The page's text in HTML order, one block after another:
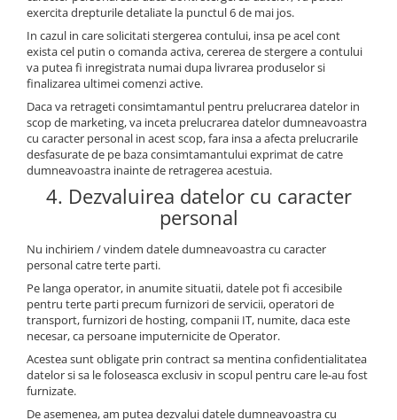
exercita drepturile detaliate la punctul 6 de mai jos.
In cazul in care solicitati stergerea contului, insa pe acel cont
exista cel putin o comanda activa, cererea de stergere a contului
va putea fi inregistrata numai dupa livrarea produselor si
finalizarea ultimei comenzi active.
Daca va retrageti consimtamantul pentru prelucrarea datelor in
scop de marketing, va inceta prelucrarea datelor dumneavoastra
cu caracter personal in acest scop, fara insa a afecta prelucrarile
desfasurate de pe baza consimtamantului exprimat de catre
dumneavoastra inainte de retragerea acestuia.
4. Dezvaluirea datelor cu caracter
personal
Nu inchiriem / vindem datele dumneavoastra cu caracter
personal catre terte parti.
Pe langa operator, in anumite situatii, datele pot fi accesibile
pentru terte parti precum furnizori de servicii, operatori de
transport, furnizori de hosting, companii IT, numite, daca este
necesar, ca persoane imputernicite de Operator.
Acestea sunt obligate prin contract sa mentina confidentialitatea
datelor si sa le foloseasca exclusiv in scopul pentru care le-au fost
furnizate.
De asemenea, am putea dezvalui datele dumneavoastra cu